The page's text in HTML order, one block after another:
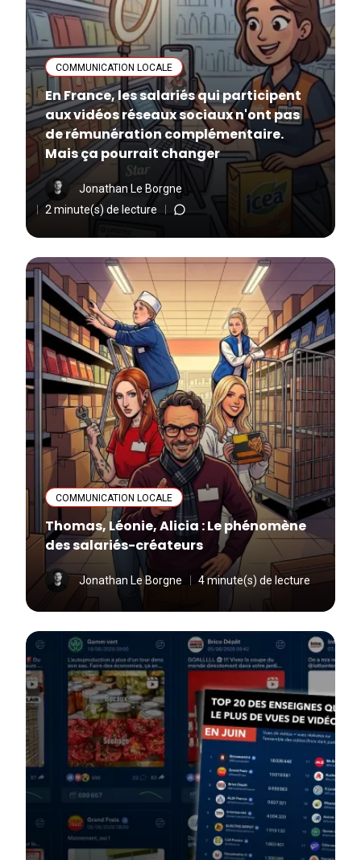
COMMUNICATION LOCALE
En France, les salariés qui participent
aux vidéos réseaux sociaux n'ont pas
de rémunération complémentaire.
Mais ça pourrait changer
Jonathan Le Borgne
2 minute(s) de lecture
COMMUNICATION LOCALE
Thomas, Léonie, Alicia : Le phénomène
des salariés-créateurs
Jonathan Le Borgne 4 minute(s) de lecture